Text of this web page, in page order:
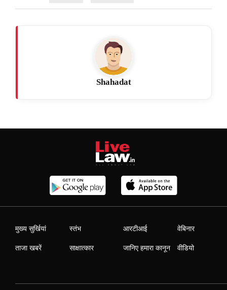
Shahadat
मुख्य सुर्खियां
ताजा खबरें
स्तंभ
साक्षात्कार
आरटीआई
जानिए हमारा कानून
वेबिनार
वीडियो